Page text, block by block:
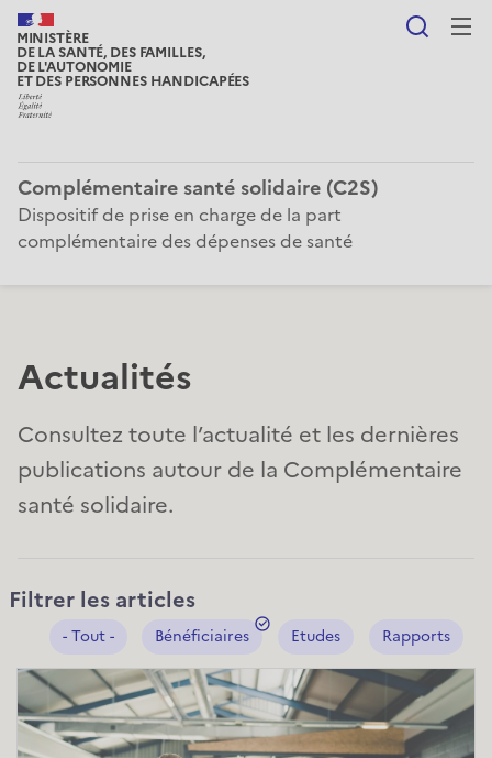
MINISTÈRE
DE LA SANTÉ, DES FAMILLES,
DE L'AUTONOMIE
ET DES PERSONNES HANDICAPÉES
Complémentaire santé solidaire (C2S)
Dispositif de prise en charge de la part
complémentaire des dépenses de santé
Actualités
Consultez toute l’actualité et les dernières
publications autour de la Complémentaire
santé solidaire.
Filtrer les articles
- Tout - Bénéficiaires Etudes Rapports